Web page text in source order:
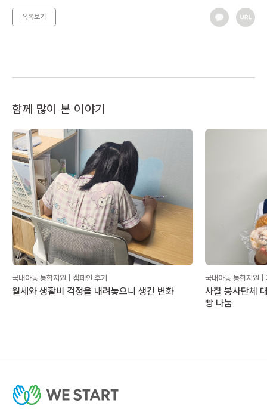
목록보기
함께 많이 본 이야기
국내아동 통합지원 | 캠페인 후기
월세와 생활비 걱정을 내려놓으니 생긴 변화
국내아동 통합지원 |
사찰 봉사단체
빵 나눔